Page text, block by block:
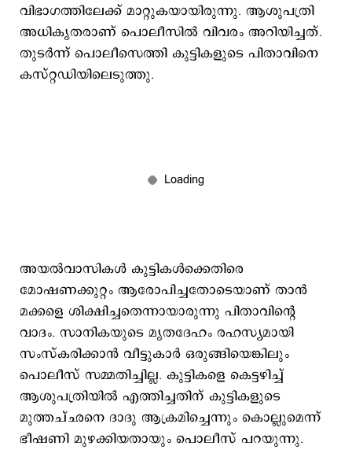
വിഭാഗത്തിലേക്ക് മാറ്റുകയായിരുന്നു. ആശുപത്രി
അധികൃതരാണ് പൊലീസില്‍ വിവരം അറിയിച്ചത്.
തുടര്‍ന്ന് പൊലീസെത്തി കുട്ടികളുടെ പിതാവിനെ
കസ്റ്റഡിയിലെടുത്തു.
അയല്‍വാസികള്‍ കുട്ടികള്‍ക്കെതിരെ
മോഷണക്കുറ്റം ആരോപിച്ചതോടെയാണ് താന്‍
മക്കളെ ശിക്ഷിച്ചതെന്നായാരുന്നു പിതാവിന്‍റെ
വാദം. സാനികയുടെ മൃതദേഹം രഹസ്യമായി
സംസ്കരിക്കാന്‍ വീട്ടുകാര്‍ ഒരുങ്ങിയെങ്കിലും
പൊലീസ് സമ്മതിച്ചില്ല. കുട്ടികളെ കെട്ടഴിച്ച്
ആശുപത്രിയില്‍ എത്തിച്ചതിന് കുട്ടികളുടെ
മുത്തച്ഛനെ ദാദു ആക്രമിച്ചെന്നും കൊല്ലുമെന്ന്
ഭീഷണി മുഴക്കിയതായും പൊലീസ് പറയുന്നു.